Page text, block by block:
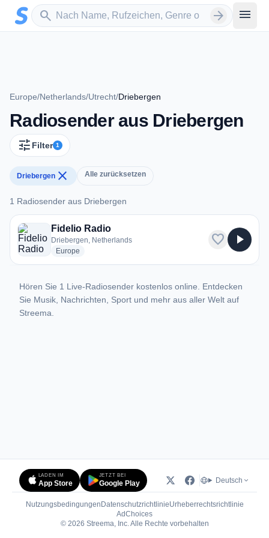
Zum Hauptinhalt springen
search
Sender suchen arrow_forward menu
Europe/Netherlands/Utrecht/Driebergen
Radiosender aus Driebergen
tune Filter 1
Driebergen close Alle zurücksetzen
1 Radiosender aus Driebergen
1 Radiosender aus Driebergen
Fidelio Radio
Driebergen, Netherlands
Europe
favorite play_arrow
Hören Sie 1 Live-Radiosender kostenlos online. Entdecken
Sie Musik, Nachrichten, Sport und mehr aus aller Welt auf
Streema.
LADEN IM
App Store
JETZT BEI
Google Play Deutsch
Nutzungsbedingungen DatenschutzrichtlinieUrheberrechtsrichtlinie
AdChoices(öffnet in neuem Tab)
© 2026 Streema, Inc. Alle Rechte vorbehalten